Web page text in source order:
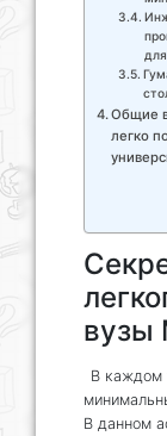
Общие
легко
вузы
В каждом
В данном